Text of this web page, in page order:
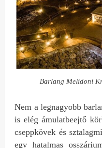
Barlang Melidoni
Nem a legnagyobb
is elég ámulatbeejtő
cseppkövek és
egy hatalmas